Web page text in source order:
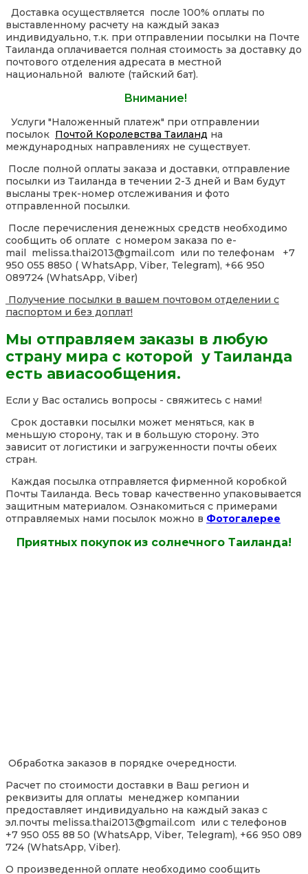
Доставка осуществляется после 100% оплаты по
выставленному расчету на каждый заказ
индивидуально, т.к. при отправлении посылки на Почте
Таиланда оплачивается полная стоимость за доставку до
почтового отделения адресата в местной
национальной валюте (тайский бат).
Внимание!
Услуги "Наложенный платеж" при отправлении
посылок Почтой Королевства Таиланд на
международных направлениях не существует.
После полной оплаты заказа и доставки, отправление
посылки из Таиланда в течении 2-3 дней и Вам будут
высланы трек-номер отслеживания и фото
отправленной посылки.
После перечисления денежных средств необходимо
сообщить об оплате с номером заказа по e-
mail melissa.thai2013@gmail.com или по телефонам +7
950 055 8850 ( WhatsApp, Viber, Telegram), +66 950
089724 (WhatsApp, Viber)
Получение посылки в вашем почтовом отделении с
паспортом и без доплат!
Мы отправляем заказы в любую
страну мира с которой у Таиланда
есть авиасообщения.
Если у Вас остались вопросы - свяжитесь с нами!
Срок доставки посылки может меняться, как в
меньшую сторону, так и в большую сторону. Это
зависит от логистики и загруженности почты обеих
стран.
Каждая посылка отправляется фирменной коробкой
Почты Таиланда. Весь товар качественно упаковывается
защитным материалом. Ознакомиться с примерами
отправляемых нами посылок можно в Фотогалерее
Приятных покупок из солнечного Таиланда!
Обработка заказов в порядке очередности.
Расчет по стоимости доставки в Ваш регион и
реквизиты для оплаты менеджер компании
предоставляет индивидуально на каждый заказ с
эл.почты melissa.thai2013@gmail.com или с телефонов
+7 950 055 88 50 (WhatsApp, Viber, Telegram), +66 950 089
724 (WhatsApp, Viber).
О произведенной оплате необходимо сообщить